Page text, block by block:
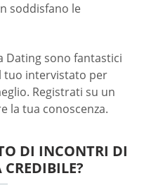
soddisfano le
Dating sono fantastici
tuo intervistato per
Registrati su un
la tua conoscenza.
DI INCONTRI DI